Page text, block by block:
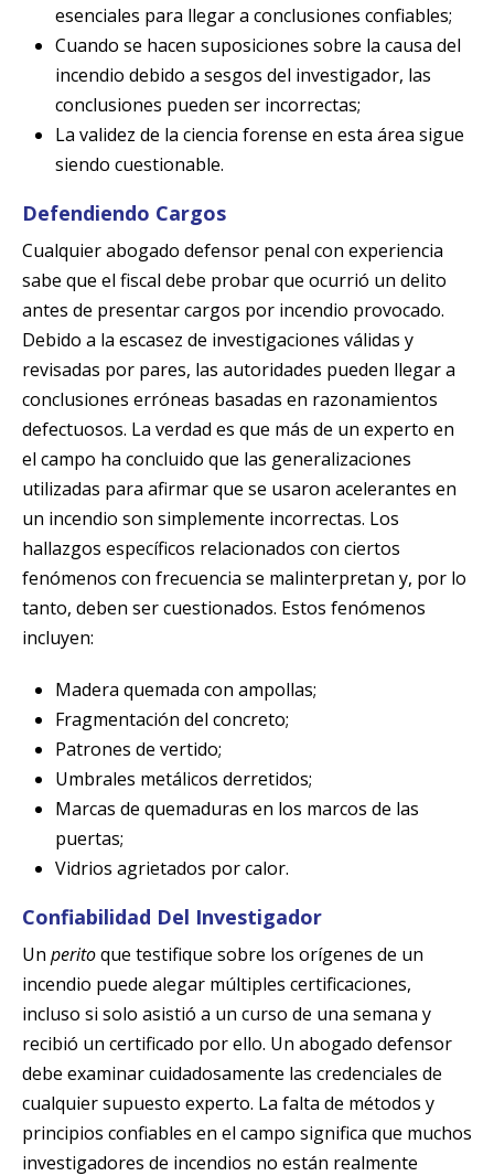
esenciales para llegar a conclusiones confiables;
Cuando se hacen suposiciones sobre la causa del
incendio debido a sesgos del investigador, las
conclusiones pueden ser incorrectas;
La validez de la ciencia forense en esta área sigue
siendo cuestionable.
Defendiendo Cargos
Cualquier abogado defensor penal con experiencia
sabe que el fiscal debe probar que ocurrió un delito
antes de presentar cargos por incendio provocado.
Debido a la escasez de investigaciones válidas y
revisadas por pares, las autoridades pueden llegar a
conclusiones erróneas basadas en razonamientos
defectuosos. La verdad es que más de un experto en
el campo ha concluido que las generalizaciones
utilizadas para afirmar que se usaron acelerantes en
un incendio son simplemente incorrectas. Los
hallazgos específicos relacionados con ciertos
fenómenos con frecuencia se malinterpretan y, por lo
tanto, deben ser cuestionados. Estos fenómenos
incluyen:
Madera quemada con ampollas;
Fragmentación del concreto;
Patrones de vertido;
Umbrales metálicos derretidos;
Marcas de quemaduras en los marcos de las
puertas;
Vidrios agrietados por calor.
Confiabilidad Del Investigador
Un peritoque testifique sobre los orígenes de un
incendio puede alegar múltiples certificaciones,
incluso si solo asistió a un curso de una semana y
recibió un certificado por ello. Un abogado defensor
debe examinar cuidadosamente las credenciales de
cualquier supuesto experto. La falta de métodos y
principios confiables en el campo significa que muchos
investigadores de incendios no están realmente